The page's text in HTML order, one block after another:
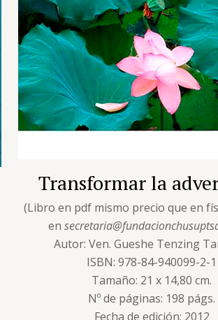
Transformar la
(Libro en pdf mismo precio que en
en
Autor: Ven. Gueshe Tenzing
ISBN: 978-84-940099-2-1
Tamaño: 21 x 14,80 cm.
Nº de páginas: 198 págs.
Fecha de edición: 2012